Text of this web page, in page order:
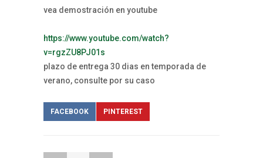
vea demostración en youtube
https://www.youtube.com/watch?
v=rgzZU8PJ01s
plazo de entrega 30 dias en temporada de
verano, consulte por su caso
FACEBOOK PINTEREST